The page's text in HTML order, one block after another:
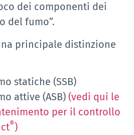
dei componenti dei
del fumo”.
principale distinzione
statiche (SSB)
attive (ASB) (vedi qui le
per il controllo
®)